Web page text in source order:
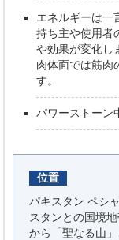
エネルギーは一
持ち主や使用者
や効果が変化し
肉体面では筋肉
す。
パワーストーン
位置
パキスタン ペシ
スタンとの国境
から「聖なる山